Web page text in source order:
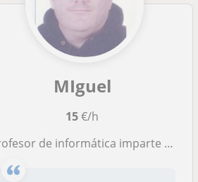
MIguel
15€/h
de informática imparte clases particulares de ofimática y windows, disponibilidad total y horaria.